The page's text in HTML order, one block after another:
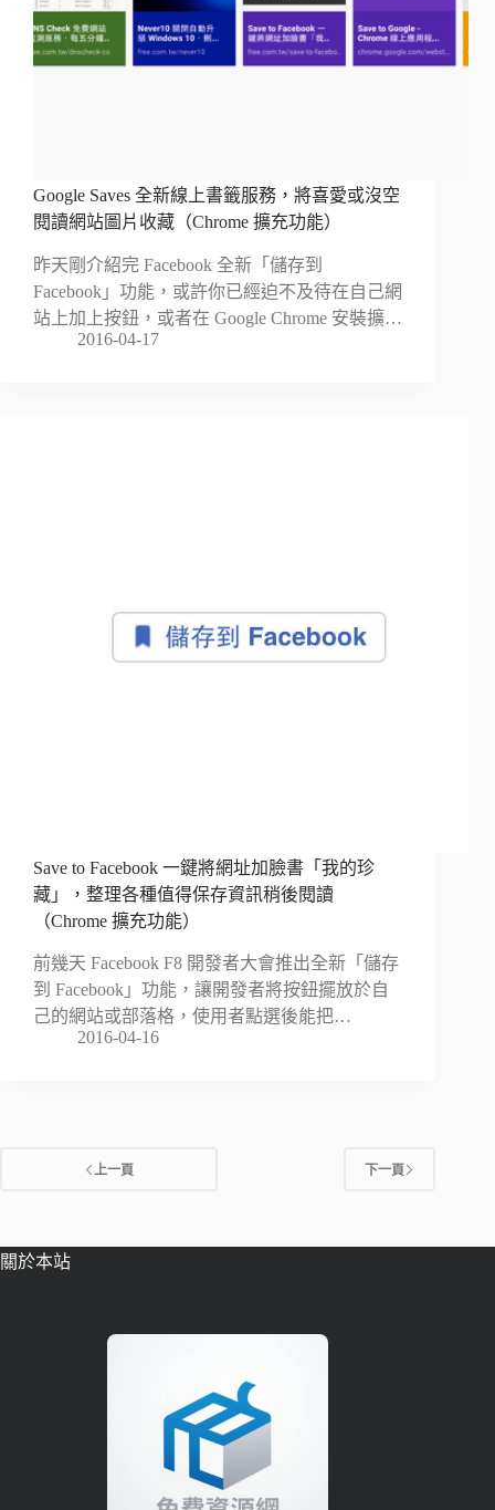
Google Saves 全新線上書籤服務，將喜愛或沒空
閱讀網站圖片收藏（Chrome 擴充功能）
昨天剛介紹完 Facebook 全新「儲存到
Facebook」功能，或許你已經迫不及待在自己網
站上加上按鈕，或者在 Google Chrome 安裝擴…
2016-04-17
Save to Facebook 一鍵將網址加臉書「我的珍
藏」，整理各種值得保存資訊稍後閱讀
（Chrome 擴充功能）
前幾天 Facebook F8 開發者大會推出全新「儲存
到 Facebook」功能，讓開發者將按鈕擺放於自
己的網站或部落格，使用者點選後能把…
2016-04-16
上一頁 下一頁
關於本站